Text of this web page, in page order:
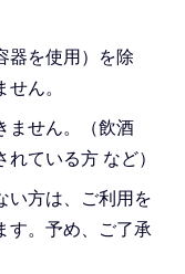
器を使用）を除
ん。
ません。（飲酒
ている方 など）
い方は、ご利用を
す。予め、ご了承